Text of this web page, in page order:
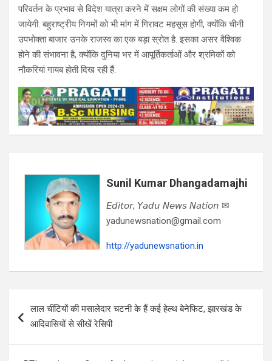
परिवर्तन के प्रभाव से विदेश यात्रा करने में सक्षम लोगों की संख्या कम हो
जायेगी. बहुराष्ट्रीय निगमों को भी मांग में गिरावट महसूस होगी, क्योंकि चीनी
उपभोक्ता बाजार उनके राजस्व का एक बड़ा स्रोत है. इसका असर वैश्विक
होने की संभावना है, क्योंकि दुनिया भर में आपूर्तिकर्ताओं और श्रमिकों को
नौकरियां गायब होती दिख रही हैं.
Sunil Kumar Dhangadamajhi
𝘌𝘥𝘪𝘵𝘰𝘳, 𝘠𝘢𝘥𝘶 𝘕𝘦𝘸𝘴 𝘕𝘢𝘵𝘪𝘰𝘯 ✉
yadunewsnation@gmail.com
http://yadunewsnation.in
navigation
लाल चींटियों की मसालेदार चटनी के हैं कई हेल्थ बेनेफिट, झारखंड के
आदिवासियों से सीखें रेसिपी